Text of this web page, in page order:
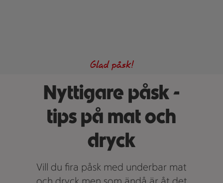
Nyttigare påsk -
tips på mat och
dryck
Glad påsk!
Vill du fira påsk med underbar mat